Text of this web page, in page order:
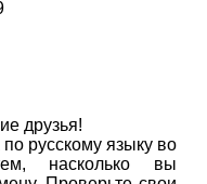
друзья!
русскому языку во
насколько вы